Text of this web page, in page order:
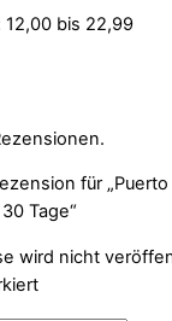
12,00 bis 22,99
für
Tage“
wird nicht